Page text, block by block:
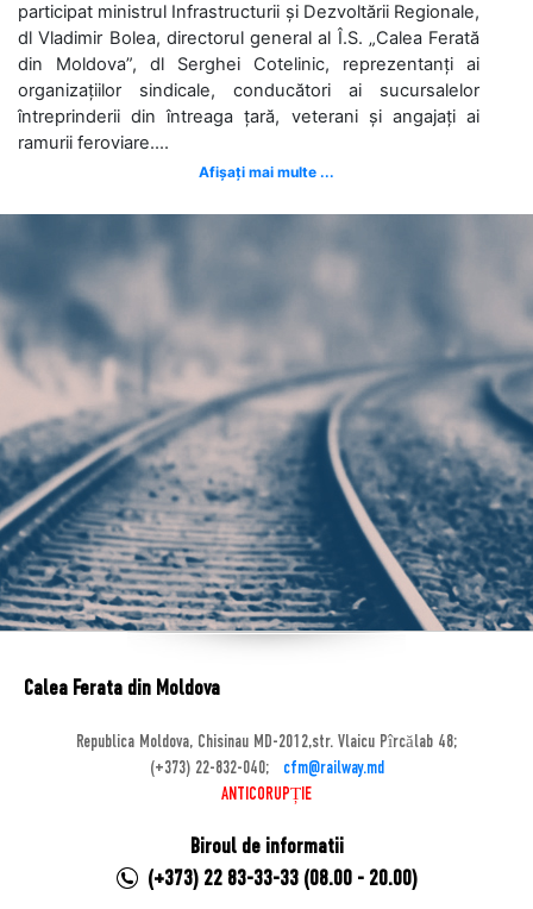
participat ministrul Infrastructurii și Dezvoltării Regionale,
dl Vladimir Bolea, directorul general al Î.S. „Calea Ferată
din Moldova”, dl Serghei Cotelinic, reprezentanți ai
organizațiilor sindicale, conducători ai sucursalelor
întreprinderii din întreaga țară, veterani și angajați ai
ramurii feroviare....
Afișați mai multe ...
Calea Ferata din Moldova
Republica Moldova, Chisinau MD-2012,str. Vlaicu Pîrcălab 48;
(+373) 22-832-040;
cfm@railway.md
ANTICORUPȚIE
Biroul de informatii
(+373) 22 83-33-33 (08.00 - 20.00)